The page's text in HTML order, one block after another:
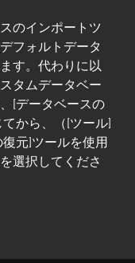
のインポートツ
フォルトデータ
す。代わりに以
タムデータベー
[データベースの
から、（[ツール]
元]ツールを使用
選択してくださ